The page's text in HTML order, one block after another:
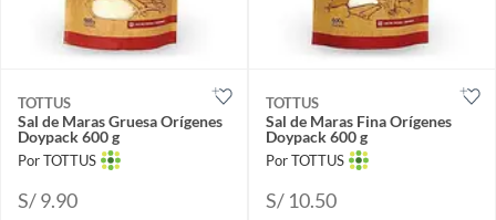
TOTTUS
Sal de Maras Gruesa Orígenes
Doypack 600 g
Por TOTTUS
S/ 9.90
TOTTUS
Sal de Maras Fina Orígenes
Doypack 600 g
Por TOTTUS
S/ 10.50